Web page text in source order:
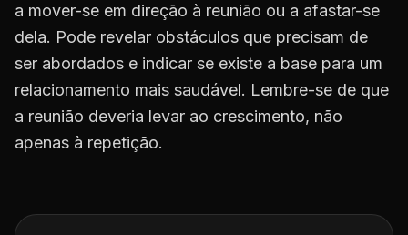
a mover-se em direção à reunião ou a afastar-se
dela. Pode revelar obstáculos que precisam de
ser abordados e indicar se existe a base para um
relacionamento mais saudável. Lembre-se de que
a reunião deveria levar ao crescimento, não
apenas à repetição.